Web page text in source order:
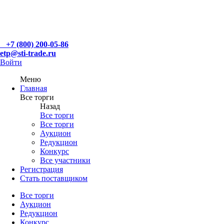
+7 (800) 200-05-86
etp@sti-trade.ru
Войти
Меню
Главная
Все торги
Назад
Все торги
Все торги
Аукцион
Редукцион
Конкурс
Все участники
Регистрация
Стать поставщиком
Все торги
Аукцион
Редукцион
Конкурс